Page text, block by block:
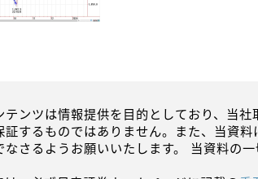
テンツは情報提供を目的としており、当
証するものではありません。また、当資
なさるようお願いいたします。 当資料の